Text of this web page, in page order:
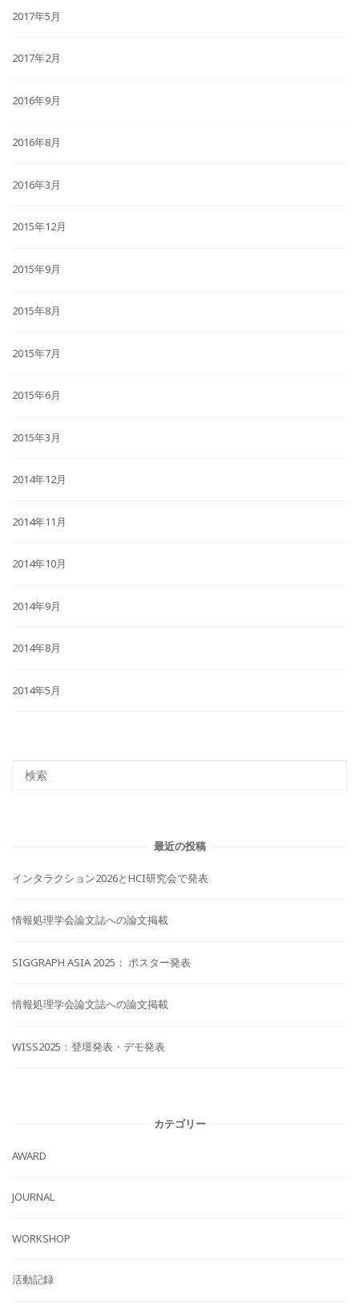
2017年5月
2017年2月
2016年9月
2016年8月
2016年3月
2015年12月
2015年9月
2015年8月
2015年7月
2015年6月
2015年3月
2014年12月
2014年11月
2014年10月
2014年9月
2014年8月
2014年5月
最近の投稿
インタラクション2026とHCI研究会で発表
情報処理学会論文誌への論文掲載
SIGGRAPH ASIA 2025： ポスター発表
情報処理学会論文誌への論文掲載
WISS2025：登壇発表・デモ発表
カテゴリー
AWARD
JOURNAL
WORKSHOP
活動記録